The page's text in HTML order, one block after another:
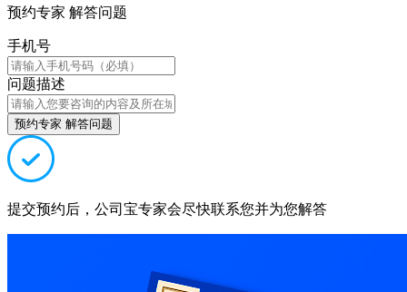
预约专家 解答问题
手机号
问题描述
预约专家 解答问题
提交预约后，公司宝专家会尽快联系您并为您解答